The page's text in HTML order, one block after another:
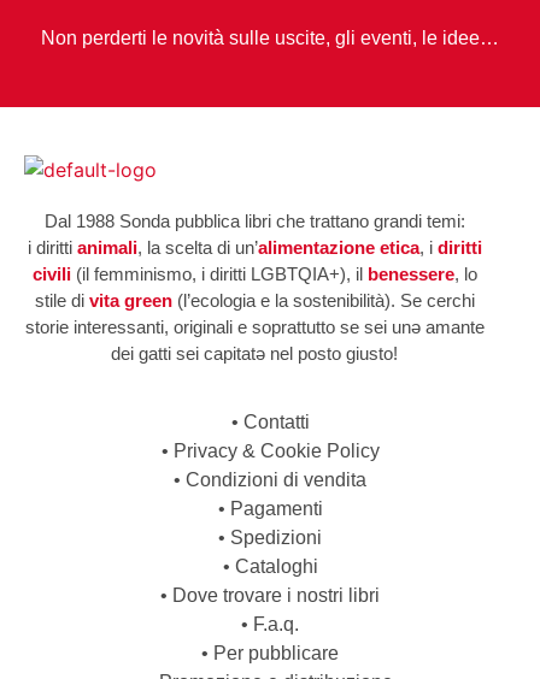
Non perderti le novità sulle uscite, gli eventi, le idee…
Dal 1988 Sonda pubblica libri che trattano grandi temi:
i diritti animali, la scelta di un’alimentazione etica, i diritti
civili (il femminismo, i diritti LGBTQIA+), il benessere, lo
stile di vita green(l’ecologia e la sostenibilità). Se cerchi
storie interessanti, originali e soprattutto se sei unə amante
dei gatti sei capitatə nel posto giusto!
• Contatti
• Privacy & Cookie Policy
• Condizioni di vendita
• Pagamenti
• Spedizioni
• Cataloghi
• Dove trovare i nostri libri
• F.a.q.
• Per pubblicare